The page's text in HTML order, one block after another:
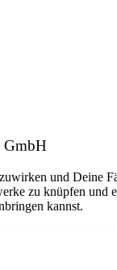
GmbH
und Deine
zu knüpfen und
kannst.